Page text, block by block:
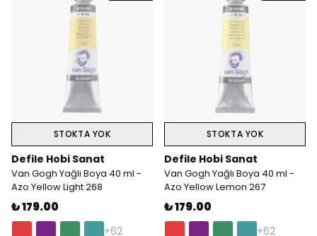
STOKTA YOK
Defile Hobi Sanat
Van Gogh Yağlı Boya 40 ml -
Azo Yellow Light 268
₺ 179.00
+62
STOKTA YOK
Defile Hobi Sanat
Van Gogh Yağlı Boya 40 ml -
Azo Yellow Lemon 267
₺ 179.00
+62